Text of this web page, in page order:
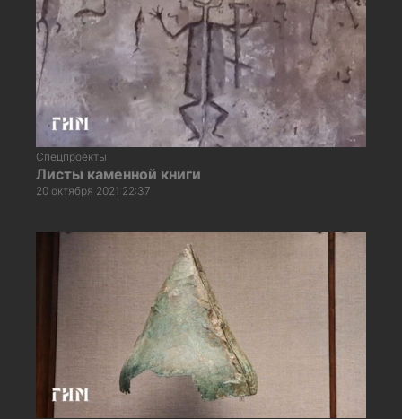
Спецпроекты
Листы каменной книги
20 октября 2021 22:37